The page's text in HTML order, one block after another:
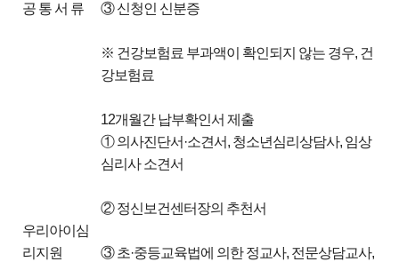
공 통 서 류 ③ 신청인 신분증
※ 건강보험료 부과액이 확인되지 않는 경우, 건
강보험료
12개월간 납부확인서 제출
우리아이심
리지원
① 의사진단서·소견서, 청소년심리상담사, 임상
심리사 소견서
② 정신보건센터장의 추천서
③ 초·중등교육법에 의한 정교사, 전문상담교사,